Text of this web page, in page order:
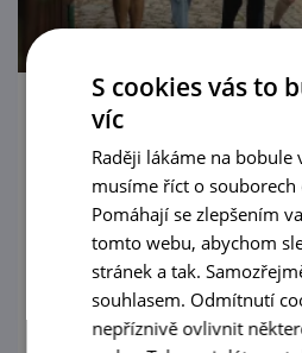
Letní procházka
vín
20. 8.
Poznejte Znojmo všemi
námi na jedinečnou
spojenou s
nejkrásnějších
S cookies vás to
víc
Raději lákáme na bobule
musíme říct o souborech
Pomáhají se zlepšením
tomto webu, abychom
stránek a tak.
souhlasem. Odmítnutí
nepříznivě ovlivnit